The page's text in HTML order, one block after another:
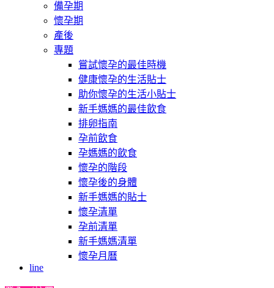
備孕期
懷孕期
產後
專題
嘗試懷孕的最佳時機
健康懷孕的生活貼士
助你懷孕的生活小貼士
新手媽媽的最佳飲食
排卵指南
孕前飲食
孕媽媽的飲食
懷孕的階段
懷孕後的身體
新手媽媽的貼士
懷孕清單
孕前清單
新手媽媽清單
懷孕月曆
line